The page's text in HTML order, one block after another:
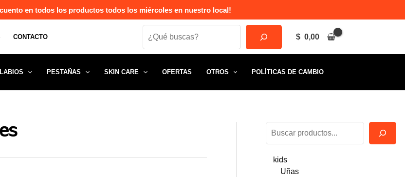
en todos los productos todos los miércoles en nuestro local!
CONTACTO
Search
$ 0,00
LABIOS PESTAÑAS SKIN CARE OFERTAS OTROS POLÍTICAS DE CAMBIO
u
kids
Uñas